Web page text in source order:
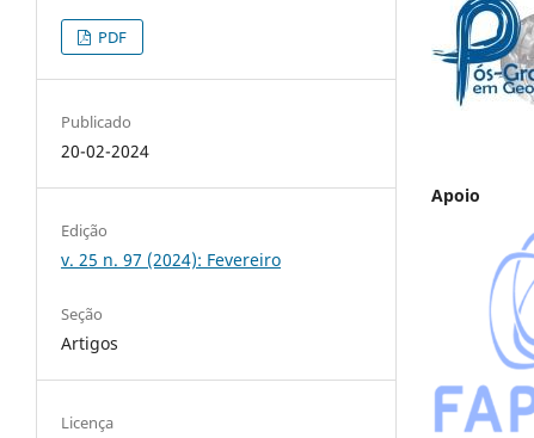
PDF
Publicado
20-02-2024
Edição
v. 25 n. 97 (2024): Fevereiro
Seção
Artigos
Licença
Apoio